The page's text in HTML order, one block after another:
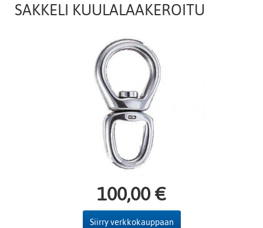
SAKKELI KUULALAAKEROITU
100,00 €
Siirry verkkokauppaan